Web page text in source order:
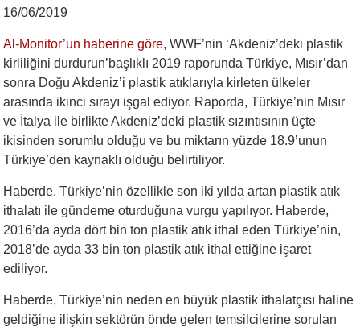
16/06/2019
Al-Monitor’un haberine göre, WWF’nin ‘Akdeniz’deki plastik
kirliliğini durdurun’başlıklı 2019 raporunda Türkiye, Mısır’dan
sonra Doğu Akdeniz’i plastik atıklarıyla kirleten ülkeler
arasında ikinci sırayı işgal ediyor. Raporda, Türkiye’nin Mısır
ve İtalya ile birlikte Akdeniz’deki plastik sızıntısının üçte
ikisinden sorumlu olduğu ve bu miktarın yüzde 18.9’unun
Türkiye’den kaynaklı olduğu belirtiliyor.
Haberde, Türkiye’nin özellikle son iki yılda artan plastik atık
ithalatı ile gündeme oturduğuna vurgu yapılıyor. Haberde,
2016’da ayda dört bin ton plastik atık ithal eden Türkiye’nin,
2018’de ayda 33 bin ton plastik atık ithal ettiğine işaret
ediliyor.
Haberde, Türkiye’nin neden en büyük plastik ithalatçısı haline
geldiğine ilişkin sektörün önde gelen temsilcilerine sorulan